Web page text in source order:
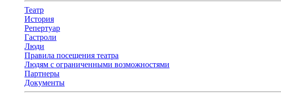
Театр
История
Репертуар
Гастроли
Люди
Правила посещения театра
Людям с ограниченными возможностями
Партнеры
Документы